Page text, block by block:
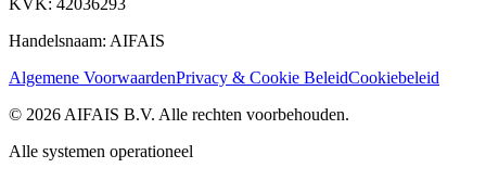
KVK: 42036293
Handelsnaam: AIFAIS
Algemene VoorwaardenPrivacy & Cookie BeleidCookiebeleid
© 2026 AIFAIS B.V. Alle rechten voorbehouden.
Alle systemen operationeel